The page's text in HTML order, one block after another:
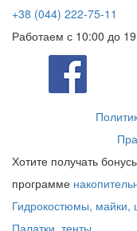
+38 (044) 222-75-11
Работаем с 10:00 до
Хотите получать
программе
Гидрокостюмы, майки,
Палатки, тенты